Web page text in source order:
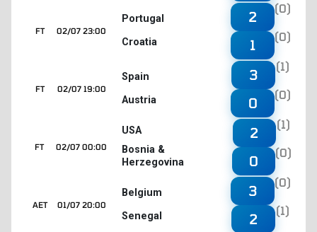
02/07 23:00
FT
Portugal
Croatia
2
(0)
1
(0)
02/07 19:00
FT
Spain
Austria
3
(1)
0
(0)
02/07 00:00
FT
USA
Bosnia &
Herzegovina
2
(1)
0
(0)
01/07 20:00
AET
Belgium
Senegal
3
(0)
2
(1)